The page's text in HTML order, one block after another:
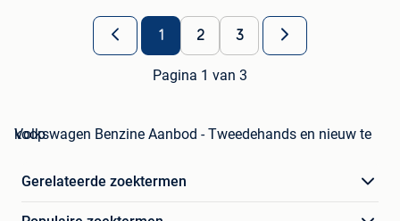
1 2 3
Pagina 1 van 3
Volkswagen Benzine Aanbod - Tweedehands en nieuw te koop
Gerelateerde zoektermen